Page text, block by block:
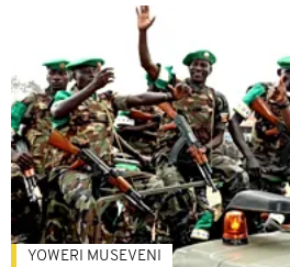
YOWERI MUSEVENI